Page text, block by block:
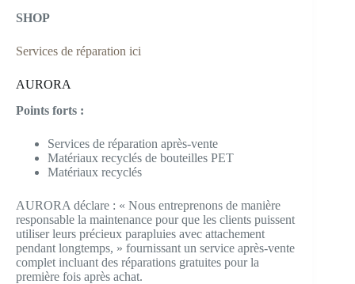
SHOP
Services de réparation ici
AURORA
Points forts :
Services de réparation après-vente
Matériaux recyclés de bouteilles PET
Matériaux recyclés
AURORA déclare : « Nous entreprenons de manière
responsable la maintenance pour que les clients puissent
utiliser leurs précieux parapluies avec attachement
pendant longtemps, » fournissant un service après-vente
complet incluant des réparations gratuites pour la
première fois après achat.